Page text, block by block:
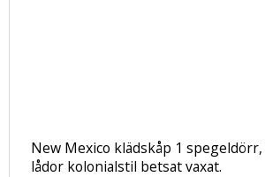
New Mexico klädskåp 1
lådor kolonialstil betsat vaxat.